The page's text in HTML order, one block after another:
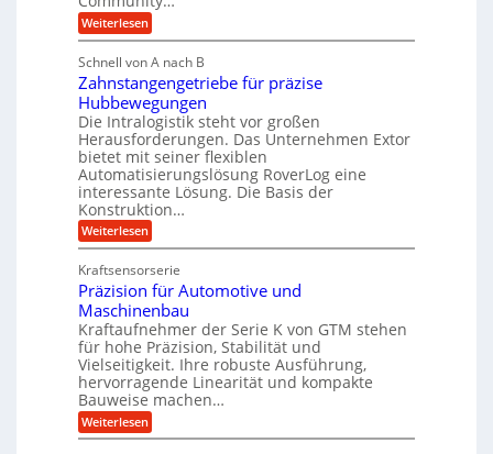
u
l
k
i
m
V
e
r
g
l
e
i
c
h
b
i
g
e
K
u
g
e
l
g
e
w
i
n
d
e
t
r
e
b
e
i
g
e
r
t
U
m
s
a
t
z
u
n
d
A
u
f
t
r
a
Weiterlesen:
M
n
s
c
h
e
n
a
u
c
h
i
n
Z
e
e
n
v
o
n
K
w
i
Schnell von A nach B
Zahnstangengetriebe für präzise
Hubbewegungen
Die Intralogistik steht vor großen
Herausforderungen. Das Unternehmen Extor
bietet mit seiner flexiblen
Automatisierungslösung RoverLog eine
interessante Lösung. Die Basis der
Konstruktion…
Weiterlesen:
Z
h
n
s
t
a
n
g
e
n
g
e
t
Kraftsensorserie
Präzision für Automotive und
Maschinenbau
Kraftaufnehmer der Serie K von GTM stehen
für hohe Präzision, Stabilität und
Vielseitigkeit. Ihre robuste Ausführung,
hervorragende Linearität und kompakte
Bauweise machen…
Weiterlesen:
P